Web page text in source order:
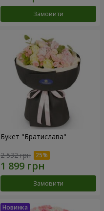
Замовити
Букет "Братислава"
2 532 грн
Замовити